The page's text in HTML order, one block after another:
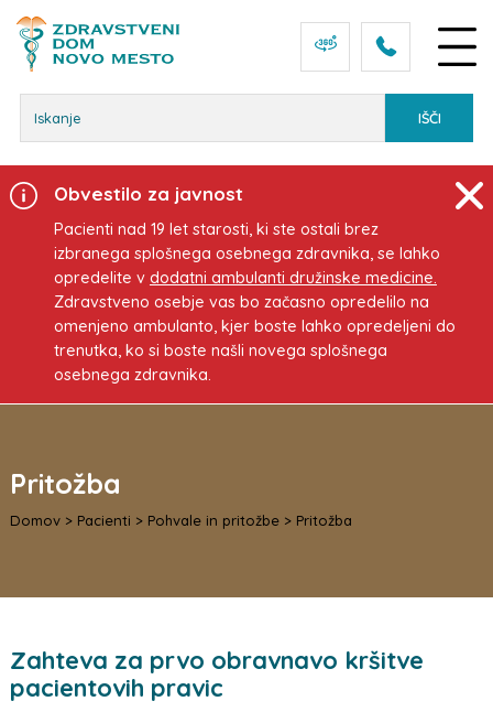
Osrednja vsebina
Obvestilo za javnost
Pacienti nad 19 let starosti, ki ste ostali brez
izbranega splošnega osebnega zdravnika, se lahko
opredelite v dodatni ambulanti družinske medicine.
Zdravstveno osebje vas bo začasno opredelilo na
omenjeno ambulanto, kjer boste lahko opredeljeni do
trenutka, ko si boste našli novega splošnega
osebnega zdravnika.
Pritožba
Domov> Pacienti > Pohvale in pritožbe> Pritožba
Zahteva za prvo obravnavo kršitve
pacientovih pravic